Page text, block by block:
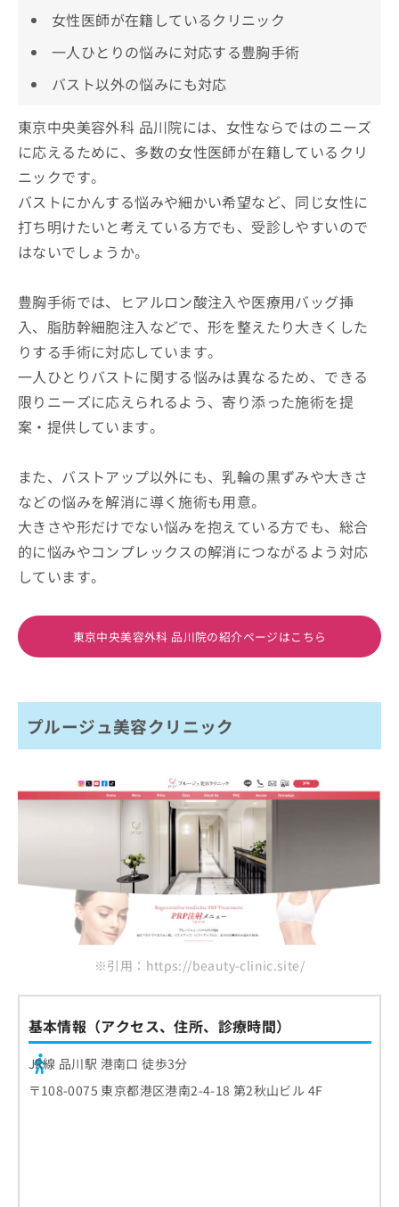
女性医師が在籍しているクリニック
一人ひとりの悩みに対応する豊胸手術
バスト以外の悩みにも対応
東京中央美容外科 品川院には、女性ならではのニーズ
に応えるために、多数の女性医師が在籍しているクリ
ニックです。
バストにかんする悩みや細かい希望など、同じ女性に
打ち明けたいと考えている方でも、受診しやすいので
はないでしょうか。
豊胸手術では、ヒアルロン酸注入や医療用バッグ挿
入、脂肪幹細胞注入などで、形を整えたり大きくした
りする手術に対応しています。
一人ひとりバストに関する悩みは異なるため、できる
限りニーズに応えられるよう、寄り添った施術を提
案・提供しています。
また、バストアップ以外にも、乳輪の黒ずみや大きさ
などの悩みを解消に導く施術も用意。
大きさや形だけでない悩みを抱えている方でも、総合
的に悩みやコンプレックスの解消につながるよう対応
しています。
東京中央美容外科 品川院の紹介ページはこちら
プルージュ美容クリニック
※引用：https://beauty-clinic.site/
基本情報（アクセス、住所、診療時間）
JR線 品川駅 港南口 徒歩3分
〒108-0075 東京都港区港南2-4-18 第2秋山ビル 4F